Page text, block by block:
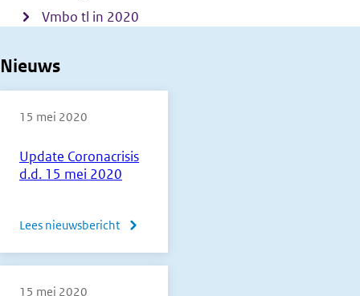
Vmbo tl in 2020
Nieuws
Update Coronacrisis
d.d. 15 mei 2020
15 mei 2020
Lees nieuwsbericht
over
Coronacrisis
15 mei 2020